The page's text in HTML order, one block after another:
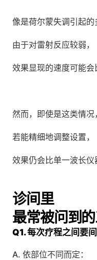
像是荷尔蒙失调引起的
由于对雷射反应较弱，
效果显现的速度可能会
然而，即使是这类情况，
若能精细地调整设置，
效果仍会比单一波长仪
诊间里
最常被问到
Q1. 每次疗程之间要
A. 依部位不同而定：